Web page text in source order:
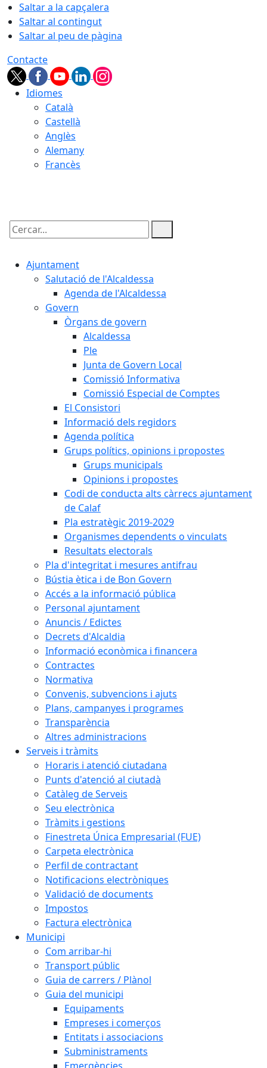
Saltar a la capçalera
Saltar al contingut
Saltar al peu de pàgina
Contacte
Idiomes
Català
Castellà
Anglès
Alemany
Francès
Cercar:
Ajuntament
Salutació de l'Alcaldessa
Agenda de l'Alcaldessa
Govern
Òrgans de govern
Alcaldessa
Ple
Junta de Govern Local
Comissió Informativa
Comissió Especial de Comptes
El Consistori
Informació dels regidors
Agenda política
Grups polítics, opinions i propostes
Grups municipals
Opinions i propostes
Codi de conducta alts càrrecs ajuntament
de Calaf
Pla estratègic 2019-2029
Organismes dependents o vinculats
Resultats electorals
Pla d'integritat i mesures antifrau
Bústia ètica i de Bon Govern
Accés a la informació pública
Personal ajuntament
Anuncis / Edictes
Decrets d'Alcaldia
Informació econòmica i financera
Contractes
Normativa
Convenis, subvencions i ajuts
Plans, campanyes i programes
Transparència
Altres administracions
Serveis i tràmits
Horaris i atenció ciutadana
Punts d'atenció al ciutadà
Catàleg de Serveis
Seu electrònica
Tràmits i gestions
Finestreta Única Empresarial (FUE)
Carpeta electrònica
Perfil de contractant
Notificacions electròniques
Validació de documents
Impostos
Factura electrònica
Municipi
Com arribar-hi
Transport públic
Guia de carrers / Plànol
Guia del municipi
Equipaments
Empreses i comerços
Entitats i associacions
Subministraments